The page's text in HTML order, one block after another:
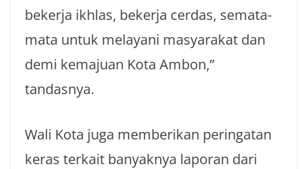
bekerja ikhlas, bekerja cerdas, semata-
mata untuk melayani masyarakat dan
demi kemajuan Kota Ambon,”
tandasnya.
Wali Kota juga memberikan peringatan
keras terkait banyaknya laporan dari